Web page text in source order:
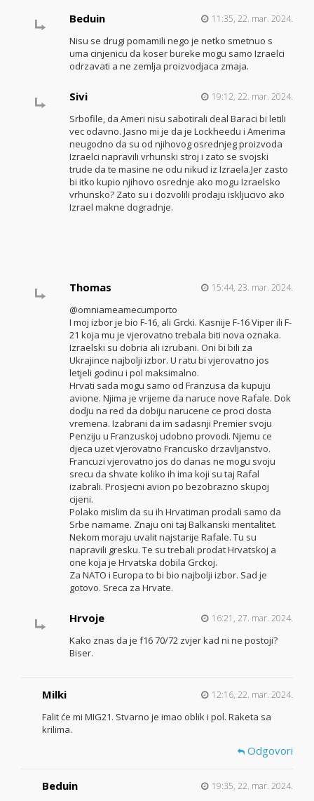
Beduin 11:35, 22. mar. 2024.
Nisu se drugi pomamili nego je netko smetnuo s
uma cinjenicu da koser bureke mogu samo Izraelci
odrzavati a ne zemlja proizvodjaca zmaja.
Sivi 19:12, 22. mar. 2024.
Srbofile, da Ameri nisu sabotirali deal Baraci bi letili
vec odavno. Jasno mi je da je Lockheedu i Amerima
neugodno da su od njihovog osrednjeg proizvoda
Izraelci napravili vrhunski stroj i zato se svojski
trude da te masine ne odu nikud iz Izraela.Jer zasto
bi itko kupio njihovo osrednje ako mogu Izraelsko
vrhunsko? Zato su i dozvolili prodaju iskljucivo ako
Izrael makne dogradnje.
Thomas 15:44, 23. mar. 2024.
@omniameamecumporto
I moj izbor je bio F-16, ali Grcki. Kasnije F-16 Viper ili F-
21 koja mu je vjerovatno trebala biti nova oznaka.
Izraelski su dobria ali izrubani. Oni bi bili za
Ukrajince najbolji izbor. U ratu bi vjerovatno jos
letjeli godinu i pol maksimalno.
Hrvati sada mogu samo od Franzusa da kupuju
avione. Njima je vrijeme da naruce nove Rafale. Dok
dodju na red da dobiju narucene ce proci dosta
vremena. Izabrani da im sadasnji Premier svoju
Penziju u Franzuskoj udobno provodi. Njemu ce
djeca uzet vjerovatno Francusko drzavljanstvo.
Francuzi vjerovatno jos do danas ne mogu svoju
srecu da shvate koliko ih ima koji su taj Rafal
izabrali. Prosjecni avion po bezobrazno skupoj
cijeni.
Polako mislim da su ih Hrvatiman prodali samo da
Srbe namame. Znaju oni taj Balkanski mentalitet.
Nekom moraju uvalit najstarije Rafale. Tu su
napravili gresku. Te su trebali prodat Hrvatskoj a
one koja je Hrvatska dobila Grckoj.
Za NATO i Europa to bi bio najbolji izbor. Sad je
gotovo. Sreca za Hrvate.
Hrvoje 16:21, 27. mar. 2024.
Kako znas da je f16 70/72 zvjer kad ni ne postoji?
Biser.
Milki 12:16, 22. mar. 2024.
Falit će mi MIG21. Stvarno je imao oblik i pol. Raketa sa
krilima.
Odgovori
Beduin 19:35, 22. mar. 2024.